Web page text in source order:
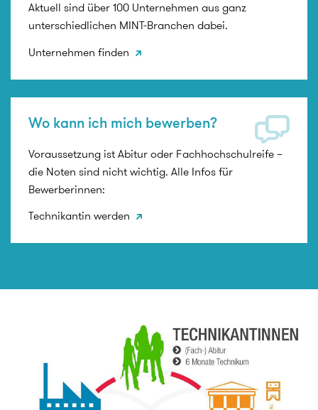
Aktuell sind über 100 Unternehmen aus ganz
unterschiedlichen MINT-Branchen dabei.
Unternehmen finden
Wo kann ich mich bewerben?
Voraussetzung ist Abitur oder Fachhochschulreife –
die Noten sind nicht wichtig. Alle Infos für
Bewerberinnen:
Technikantin werden